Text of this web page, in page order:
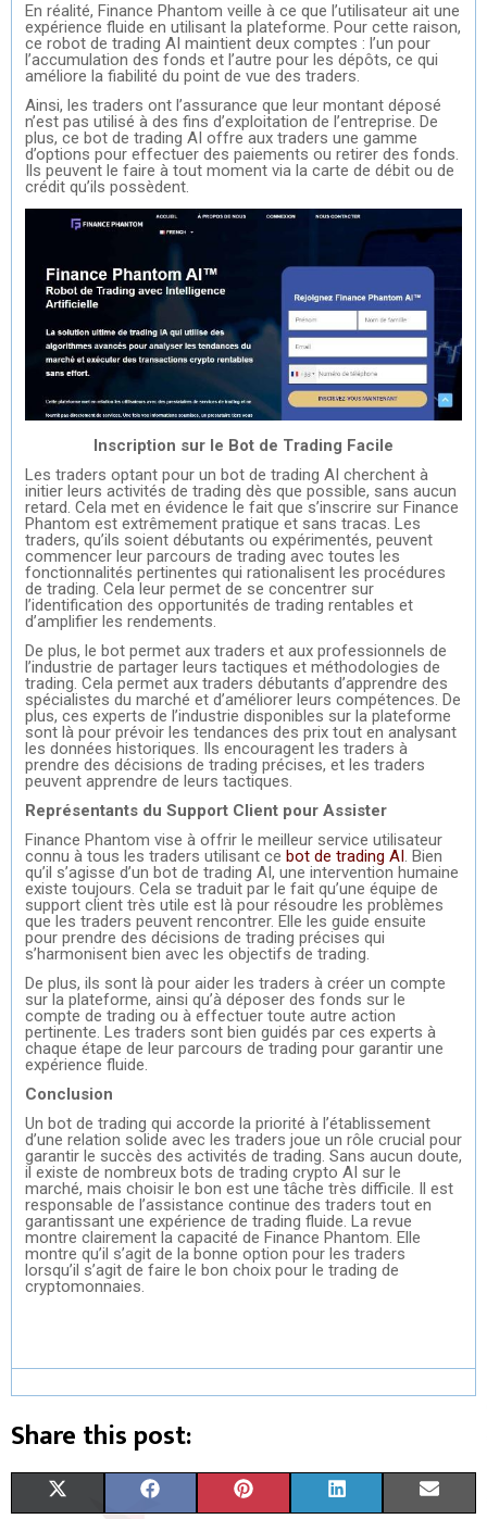
En réalité, Finance Phantom veille à ce que l’utilisateur ait une
expérience fluide en utilisant la plateforme. Pour cette raison,
ce robot de trading AI maintient deux comptes : l’un pour
l’accumulation des fonds et l’autre pour les dépôts, ce qui
améliore la fiabilité du point de vue des traders.
Ainsi, les traders ont l’assurance que leur montant déposé
n’est pas utilisé à des fins d’exploitation de l’entreprise. De
plus, ce bot de trading AI offre aux traders une gamme
d’options pour effectuer des paiements ou retirer des fonds.
Ils peuvent le faire à tout moment via la carte de débit ou de
crédit qu’ils possèdent.
Inscription sur le Bot de Trading Facile
Les traders optant pour un bot de trading AI cherchent à
initier leurs activités de trading dès que possible, sans aucun
retard. Cela met en évidence le fait que s’inscrire sur Finance
Phantom est extrêmement pratique et sans tracas. Les
traders, qu’ils soient débutants ou expérimentés, peuvent
commencer leur parcours de trading avec toutes les
fonctionnalités pertinentes qui rationalisent les procédures
de trading. Cela leur permet de se concentrer sur
l’identification des opportunités de trading rentables et
d’amplifier les rendements.
De plus, le bot permet aux traders et aux professionnels de
l’industrie de partager leurs tactiques et méthodologies de
trading. Cela permet aux traders débutants d’apprendre des
spécialistes du marché et d’améliorer leurs compétences. De
plus, ces experts de l’industrie disponibles sur la plateforme
sont là pour prévoir les tendances des prix tout en analysant
les données historiques. Ils encouragent les traders à
prendre des décisions de trading précises, et les traders
peuvent apprendre de leurs tactiques.
Représentants du Support Client pour Assister
Finance Phantom vise à offrir le meilleur service utilisateur
connu à tous les traders utilisant ce bot de trading AI. Bien
qu’il s’agisse d’un bot de trading AI, une intervention humaine
existe toujours. Cela se traduit par le fait qu’une équipe de
support client très utile est là pour résoudre les problèmes
que les traders peuvent rencontrer. Elle les guide ensuite
pour prendre des décisions de trading précises qui
s’harmonisent bien avec les objectifs de trading.
De plus, ils sont là pour aider les traders à créer un compte
sur la plateforme, ainsi qu’à déposer des fonds sur le
compte de trading ou à effectuer toute autre action
pertinente. Les traders sont bien guidés par ces experts à
chaque étape de leur parcours de trading pour garantir une
expérience fluide.
Conclusion
Un bot de trading qui accorde la priorité à l’établissement
d’une relation solide avec les traders joue un rôle crucial pour
garantir le succès des activités de trading. Sans aucun doute,
il existe de nombreux bots de trading crypto AI sur le
marché, mais choisir le bon est une tâche très difficile. Il est
responsable de l’assistance continue des traders tout en
garantissant une expérience de trading fluide. La revue
montre clairement la capacité de Finance Phantom. Elle
montre qu’il s’agit de la bonne option pour les traders
lorsqu’il s’agit de faire le bon choix pour le trading de
cryptomonnaies.
Share this post: